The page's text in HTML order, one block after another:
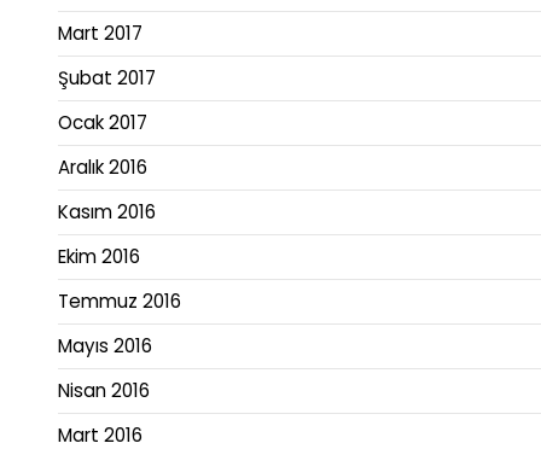
Mart 2017
Şubat 2017
Ocak 2017
Aralık 2016
Kasım 2016
Ekim 2016
Temmuz 2016
Mayıs 2016
Nisan 2016
Mart 2016